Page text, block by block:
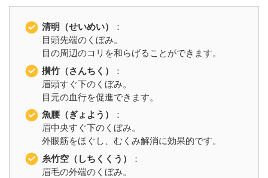
清明（せいめい）
：
目頭先端のくぼみ。
目の周辺のコリを和らげることができます。
攅竹（さんちく）
：
眉頭すぐ下のくぼみ。
目元の血行を促進できます。
魚腰（ぎょよう）
：
眉中央すぐ下のくぼみ。
外眼筋をほぐし、むくみ解消に効果的です。
糸竹空（しちくくう）
：
眉毛の外端のくぼみ。